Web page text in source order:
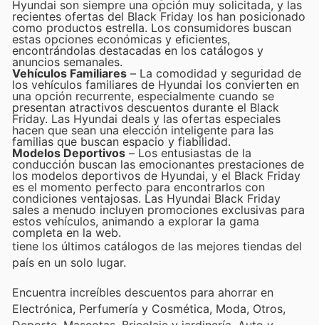
Hyundai son siempre una opción muy solicitada, y las
recientes ofertas del Black Friday los han posicionado
como productos estrella. Los consumidores buscan
estas opciones económicas y eficientes,
encontrándolas destacadas en los catálogos y
anuncios semanales.
Vehículos Familiares – La comodidad y seguridad de
los vehículos familiares de Hyundai los convierten en
una opción recurrente, especialmente cuando se
presentan atractivos descuentos durante el Black
Friday. Las Hyundai deals y las ofertas especiales
hacen que sean una elección inteligente para las
familias que buscan espacio y fiabilidad.
Modelos Deportivos – Los entusiastas de la
conducción buscan las emocionantes prestaciones de
los modelos deportivos de Hyundai, y el Black Friday
es el momento perfecto para encontrarlos con
condiciones ventajosas. Las Hyundai Black Friday
sales a menudo incluyen promociones exclusivas para
estos vehículos, animando a explorar la gama
completa en la web.
tiene los últimos catálogos de las mejores tiendas del
país en un solo lugar.
Encuentra increíbles descuentos para ahorrar en
Electrónica, Perfumería y Cosmética, Moda, Otros,